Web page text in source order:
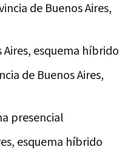
de Buenos Aires,
esquema híbrido
de Buenos Aires,
presencial
esquema híbrido